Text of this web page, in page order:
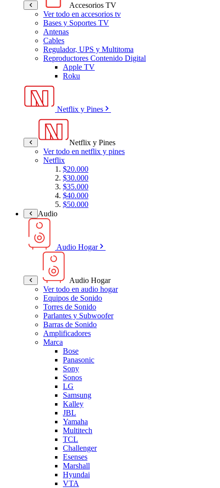
Accesorios TV
Ver todo en accesorios tv
Bases y Soportes TV
Antenas
Cables
Regulador, UPS y Multitoma
Reproductores Contenido Digital
Apple TV
Roku
Netflix y Pines
Netflix y Pines
Ver todo en netflix y pines
Netflix
$20.000
$30.000
$35.000
$40.000
$50.000
Audio
Audio Hogar
Audio Hogar
Ver todo en audio hogar
Equipos de Sonido
Torres de Sonido
Parlantes y Subwoofer
Barras de Sonido
Amplificadores
Marca
Bose
Panasonic
Sony
Sonos
LG
Samsung
Kalley
JBL
Yamaha
Multitech
TCL
Challenger
Esenses
Marshall
Hyundai
VTA